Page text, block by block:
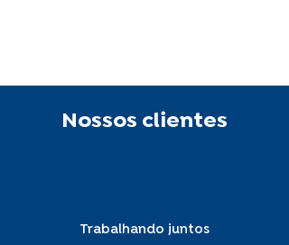
Nossos clientes
Trabalhando juntos